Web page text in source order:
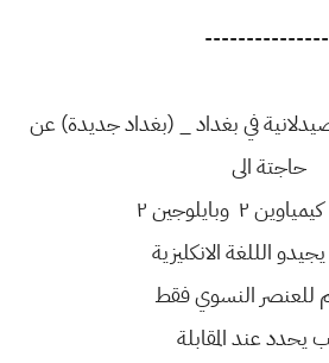
---------------
في بغداد _ (بغداد جديدة) عن
حاجتة الى
الللغة الانكليزية
للعنصر النسوي فقط
يحدد عند المقابلة